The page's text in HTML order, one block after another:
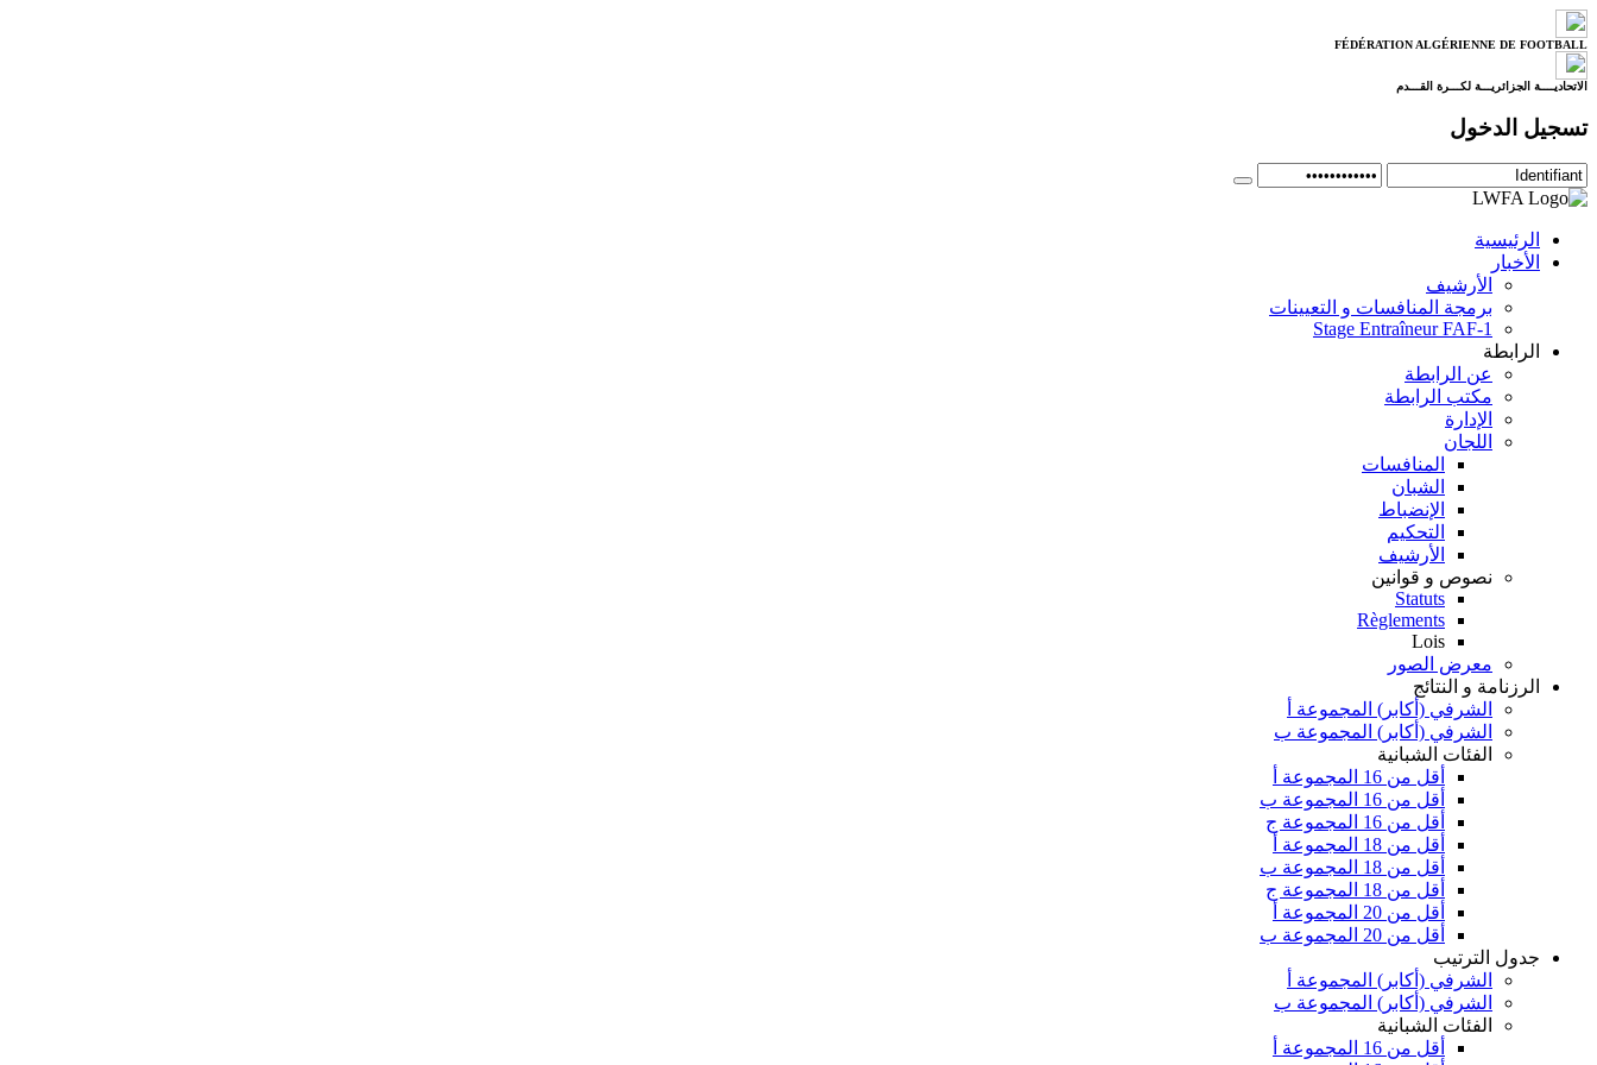
FÉDÉRATION ALGÉRIENNE DE FOOTBALL
الاتحاديــــة الجزائريـــة لكـــرة القـــدم
تسجيل الدخول
الرئيسية
الأخبار
الأرشيف
برمجة المنافسات و التعيينات
Stage Entraîneur FAF-1
الرابطة
عن الرابطة
مكتب الرابطة
الإدارة
اللجان
المنافسات
الشبان
الإنضباط
التحكيم
الأرشيف
نصوص و قوانين
Statuts
Règlements
Lois
معرض الصور
الرزنامة و النتائج
الشرفي (أكابر) المجموعة أ
الشرفي (أكابر) المجموعة ب
الفئات الشبانية
أقل من 16 المجموعة أ
أقل من 16 المجموعة ب
أقل من 16 المجموعة ج
أقل من 18 المجموعة أ
أقل من 18 المجموعة ب
أقل من 18 المجموعة ج
أقل من 20 المجموعة أ
أقل من 20 المجموعة ب
جدول الترتيب
الشرفي (أكابر) المجموعة أ
الشرفي (أكابر) المجموعة ب
الفئات الشبانية
أقل من 16 المجموعة أ